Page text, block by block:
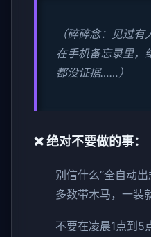
（碎碎念：见过
在手机备忘录里，
都没证据……）
❌ 绝对不要做的事：
别信什么“全自动
多数带木马，一装
不要在凌晨1点到